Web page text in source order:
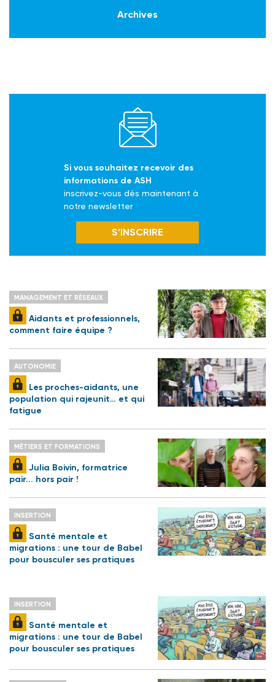
Archives
Si vous souhaitez recevoir des
informations de ASH
inscrivez-vous dès maintenant à
notre newsletter
S’INSCRIRE
MANAGEMENT ET RÉSEAUX
Aidants et professionnels,
comment faire équipe ?
AUTONOMIE
Les proches-aidants, une
population qui rajeunit… et qui
fatigue
MÉTIERS ET FORMATIONS
Julia Boivin, formatrice
pair... hors pair !
INSERTION
Santé mentale et
migrations : une tour de Babel
pour bousculer ses pratiques
INSERTION
Santé mentale et
migrations : une tour de Babel
pour bousculer ses pratiques